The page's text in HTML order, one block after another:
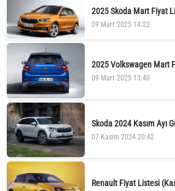
2025 Skoda Mart Fiyat
09 Mart 2025 14:22
2025 Volkswagen Mart
09 Mart 2025 13:40
Skoda 2024 Kasım Ayı
07 Kasım 2024 20:42
Renault Fiyat Listesi